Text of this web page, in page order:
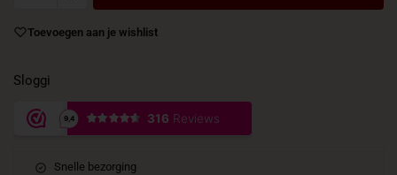
Toevoegen aan je wishlist
Sloggi
Snelle bezorging